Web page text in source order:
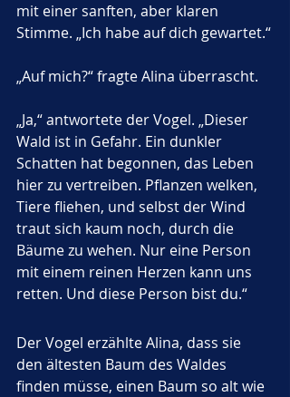
mit einer sanften, aber klaren
Stimme. „Ich habe auf dich gewartet.“
„Auf mich?“ fragte Alina überrascht.
„Ja,“ antwortete der Vogel. „Dieser
Wald ist in Gefahr. Ein dunkler
Schatten hat begonnen, das Leben
hier zu vertreiben. Pflanzen welken,
Tiere fliehen, und selbst der Wind
traut sich kaum noch, durch die
Bäume zu wehen. Nur eine Person
mit einem reinen Herzen kann uns
retten. Und diese Person bist du.“
Der Vogel erzählte Alina, dass sie
den ältesten Baum des Waldes
finden müsse, einen Baum so alt wie